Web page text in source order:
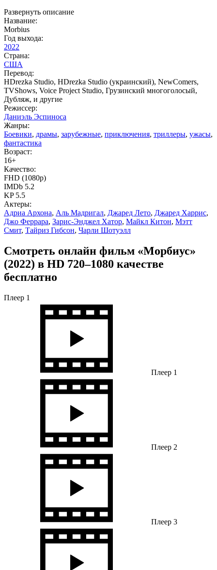
Развернуть описание
Название:
Morbius
Год выхода:
2022
Страна:
США
Перевод:
HDrezka Studio, HDrezka Studio (украинский), NewComers,
TVShows, Voice Project Studio, Грузинский многоголосый,
Дубляж, и другие
Режиссер:
Даниэль Эспиноса
Жанры:
Боевики, драмы, зарубежные, приключения, триллеры, ужасы,
фантастика
Возраст:
16+
Качество:
FHD (1080p)
IMDb 5.2
KP 5.5
Актеры:
Адриа Архона, Аль Мадригал, Джаред Лето, Джаред Харрис,
Джо Феррара, Зарис-Энджел Хатор, Майкл Китон, Мэтт
Смит, Тайриз Гибсон, Чарли Шотуэлл
Смотреть онлайн фильм «Морбиус»
(2022) в HD 720–1080 качестве
бесплатно
Плеер 1
Плеер 1
Плеер 2
Плеер 3